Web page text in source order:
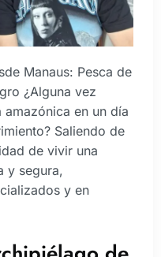
Manaus: Pesca de
¿Alguna vez
en un día
Saliendo de
de vivir una
y segura,
y en